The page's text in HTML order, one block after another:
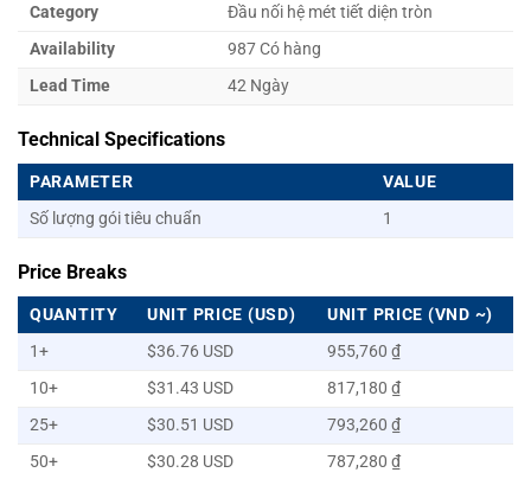
Category
Đầu nối hệ mét tiết diện tròn
Availability
987 Có hàng
Lead Time
42 Ngày
Technical Specifications
PARAMETER
VALUE
Số lượng gói tiêu chuẩn
1
Price Breaks
QUANTITY UNIT PRICE (USD)
UNIT PRICE (VND ~)
1+
$36.76 USD
955,760 ₫
10+
$31.43 USD
817,180 ₫
25+
$30.51 USD
793,260 ₫
50+
$30.28 USD 787,280 ₫